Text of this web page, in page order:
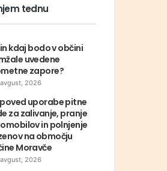
tednu
kdaj bodo v občini
uvedene
zapore?
2026
uporabe pitne
za zalivanje, pranje
in polnjenje
na območju
Moravče
2026